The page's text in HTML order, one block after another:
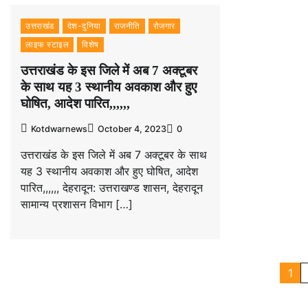
उत्तराखंड देश-दुनिया राजनीति
रोजगार
लाइफ स्टाइल
विशेष
उत्तराखंड के इस जिले में अब 7 अक्टूबर
के साथ यह 3 स्थानीय अवकाश और हुए
घोषित, आदेश पारित,,,,,,
Kotdwarnews October 4, 2023 0
उत्तराखंड के इस जिले में अब 7 अक्टूबर के साथ
यह 3 स्थानीय अवकाश और हुए घोषित, आदेश
पारित,,,,,, देहरादून: उत्तराखण्ड शासन, देहरादून
सामान्य प्रशासन विभाग […]
1